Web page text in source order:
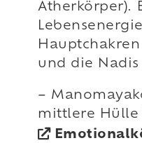
Ätherkörper).
und die Nadis
–
mittlere Hülle